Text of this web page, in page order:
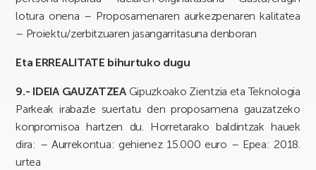
lotura onena – Proposamenaren aurkezpenaren kalitatea
– Proiektu/zerbitzuaren jasangarritasuna denboran
Eta ERREALITATE bihurtuko dugu
9.- IDEIA GAUZATZEAGipuzkoako Zientzia eta Teknologia
Parkeak irabazle suertatu den proposamena gauzatzeko
konpromisoa hartzen du. Horretarako baldintzak hauek
dira: – Aurrekontua: gehienez 15.000 euro – Epea: 2018.
urtea